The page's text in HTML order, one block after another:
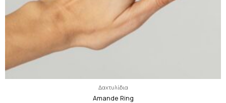
Δαχτυλίδια
Amande Ring